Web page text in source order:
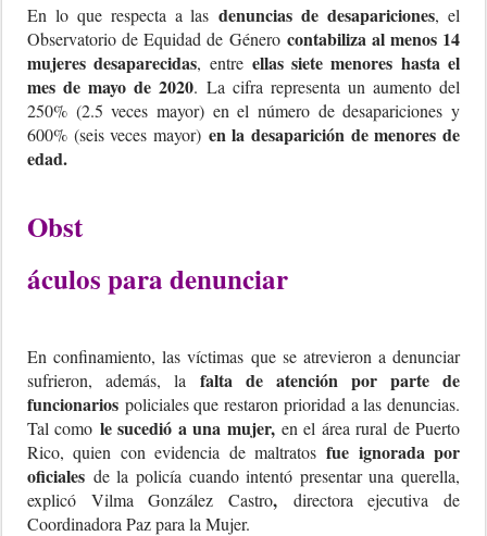
En lo que respecta a lasdenuncias de desapariciones, el
Observatorio de Equidad de Género contabiliza al menos 14
mujeres desaparecidas, entre ellas siete menores hasta el
mes de mayo de 2020. La cifra representa un aumento del
250% (2.5 veces mayor) en el número de desapariciones y
600% (seis veces mayor) en la desaparición de menores de
edad.
Obst
áculos para denunciar
En confinamiento, las víctimas que se atrevieron a denunciar
sufrieron, además, la falta de atención por parte de
funcionarios policiales que restaron prioridad a las denuncias.
Tal como le sucedió a una mujer,en el área rural de Puerto
Rico, quien con evidencia de maltratosfue ignorada por
oficiales de la policía cuando intentó presentar una querella,
explicó Vilma González Castro, directora ejecutiva de
Coordinadora Paz para la Mujer.